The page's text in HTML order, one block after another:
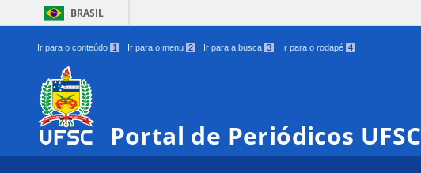
BRASIL
Ir para o conteúdo 1 Ir para o menu 2 Ir para a busca 3 Ir para o rodapé 4
Portal de Periódicos UFSC